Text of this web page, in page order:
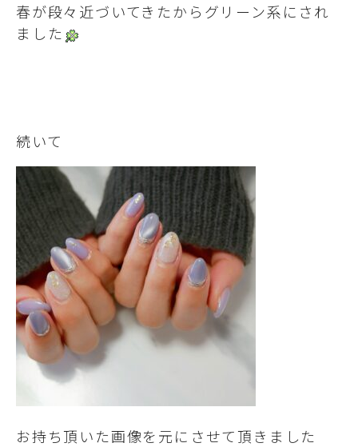
春が段々近づいてきたからグリーン系にされ
ました
続いて
お持ち頂いた画像を元にさせて頂きました